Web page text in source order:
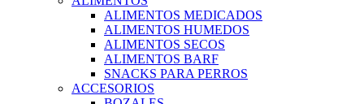
ALIMENTOS MEDICADOS
ALIMENTOS HUMEDOS
ALIMENTOS SECOS
ALIMENTOS BARF
SNACKS PARA PERROS
ACCESORIOS